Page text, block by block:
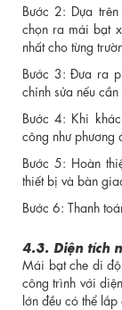
Bước 2: Dựa
chọn ra mái bạt
nhất cho từng
Bước 3: Đưa ra
chỉnh sửa nếu cần
Bước 4: Khi
công như phương
Bước 5: Hoàn
thiết bị và bàn
Bước 6: Thanh
4.3. Diện tích
Mái bạt che di
công trình với
lớn đều có thể